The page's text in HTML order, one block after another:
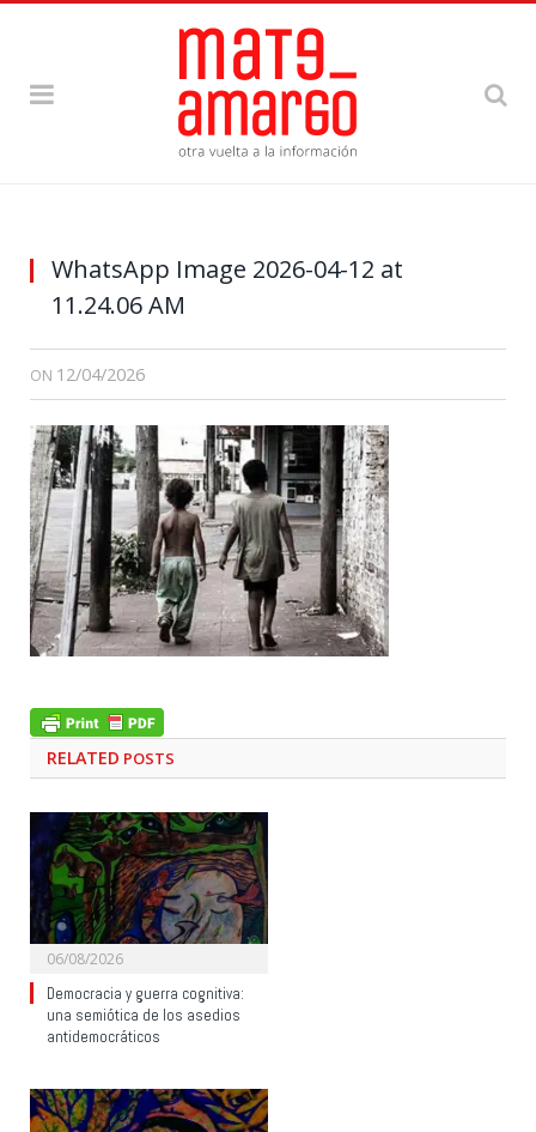
WhatsApp Image 2026-04-12 at
11.24.06 AM
ON 12/04/2026
RELATED POSTS
06/08/2026
Democracia y guerra cognitiva:
una semiótica de los asedios
antidemocráticos